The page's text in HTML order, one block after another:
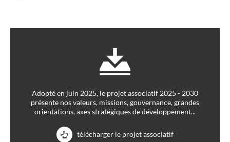
Adopté en juin 2025, le projet associatif 2025 - 2030
présente nos valeurs, missions, gouvernance, grandes
orientations, axes stratégiques de développement...
télécharger le projet associatif